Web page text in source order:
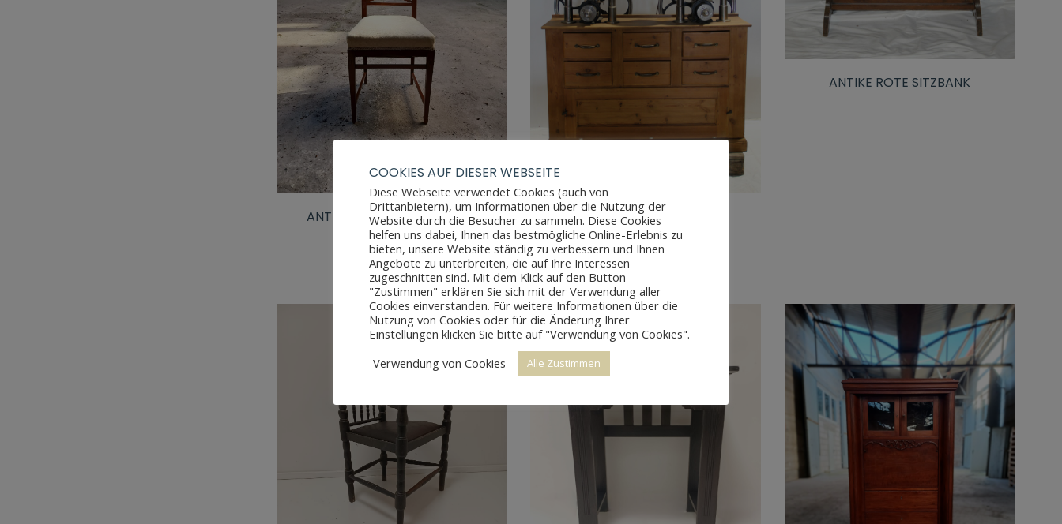
ANTIKE JUGENDSTIL STÜHLE
NUSSBAUM
ANTIKE KAFFEEMÜHLE MIT 4
EINGABETRICHTER
ANTIKE ROTE SITZBANK
COOKIES AUF DIESER WEBSEITE
Diese Webseite verwendet Cookies (auch von
Drittanbietern), um Informationen über die Nutzung der
Website durch die Besucher zu sammeln. Diese Cookies
helfen uns dabei, Ihnen das bestmögliche Online-Erlebnis zu
bieten, unsere Website ständig zu verbessern und Ihnen
Angebote zu unterbreiten, die auf Ihre Interessen
zugeschnitten sind. Mit dem Klick auf den Button
"Zustimmen" erklären Sie sich mit der Verwendung aller
Cookies einverstanden. Für weitere Informationen über die
Nutzung von Cookies oder für die Änderung Ihrer
Einstellungen klicken Sie bitte auf "Verwendung von Cookies".
Verwendung von Cookies
Alle Zustimmen